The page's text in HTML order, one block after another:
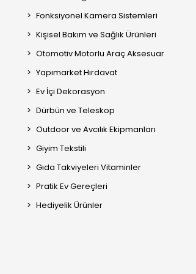
Fonksiyonel Kamera Sistemleri
Kişisel Bakım ve Sağlık Ürünleri
Otomotiv Motorlu Araç Aksesuar
Yapımarket Hırdavat
Ev İçi Dekorasyon
Dürbün ve Teleskop
Outdoor ve Avcılık Ekipmanları
Giyim Tekstili
Gıda Takviyeleri Vitaminler
Pratik Ev Gereçleri
Hediyelik Ürünler